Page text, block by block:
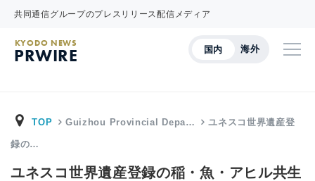
共同通信グループのプレスリリース配信メディア
国内 海外
KYODO NEWS
PRWIRE
TOP Guizhou Provincial Depa… ユネスコ世界遺産登
録の…
ユネスコ世界遺産登録の稲・魚・アヒル共生